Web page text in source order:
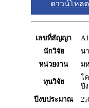
ดาวน์โหล
เลขที่สัญญา
นักวิจัย
น
หน่วยงาน
ม
ทุนวิจัย
โ
ปี
ปีงบประมาณ